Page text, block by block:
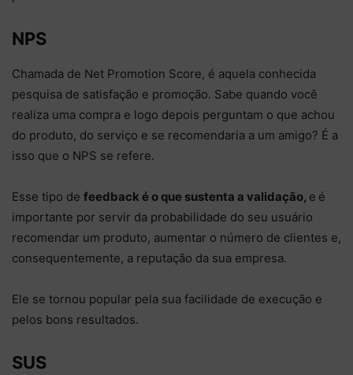
NPS
Chamada de Net Promotion Score, é aquela conhecida
pesquisa de satisfação e promoção. Sabe quando você
realiza uma compra e logo depois perguntam o que achou
do produto, do serviço e se recomendaria a um amigo? É a
isso que o NPS se refere.
Esse tipo de feedback é o que sustenta a validação, e é
importante por servir da probabilidade do seu usuário
recomendar um produto, aumentar o número de clientes e,
consequentemente, a reputação da sua empresa.
Ele se tornou popular pela sua facilidade de execução e
pelos bons resultados.
SUS